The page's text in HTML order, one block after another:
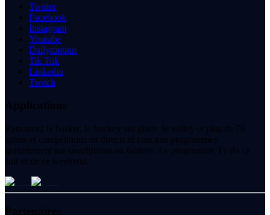
Twitter
Facebook
Instagram
Youtube
Dailymotion
Tik Tok
Linkedin
Twitch
Applications
Retrouvez le basket, le hockey sur glace, le volley et plus de 70
sports et compétitions en directs et tous nos programmes
gratuitement sur smartphone ou tablette. Le programme Tv de ce
soir et de ce weekend.
Partenaires